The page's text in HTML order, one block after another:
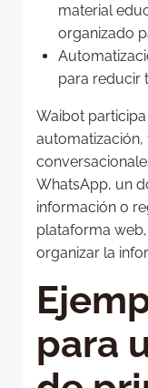
material
organizado
para reducir
Waibot
automatización,
WhatsApp, un
información o
plataforma
organizar la
para